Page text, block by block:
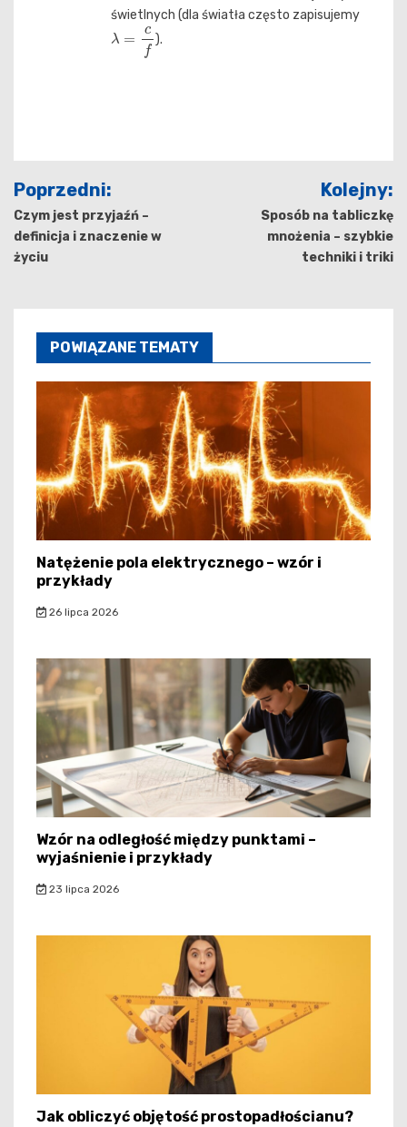
świetlnych (dla światła często zapisujemy
λ
).
Nawigacja
wpisu
Poprzedni:
Czym jest przyjaźń –
definicja i znaczenie w
życiu
Kolejny:
Sposób na tabliczkę
mnożenia – szybkie
techniki i triki
POWIĄZANE TEMATY
Natężenie pola elektrycznego – wzór i
przykłady
26 lipca 2026
Wzór na odległość między punktami –
wyjaśnienie i przykłady
23 lipca 2026
Jak obliczyć objętość prostopadłościanu?